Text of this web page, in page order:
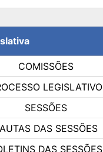
COMISSÕES
LEGISLATIVO
SESSÕES
DAS SESSÕES
DAS SESSÕES